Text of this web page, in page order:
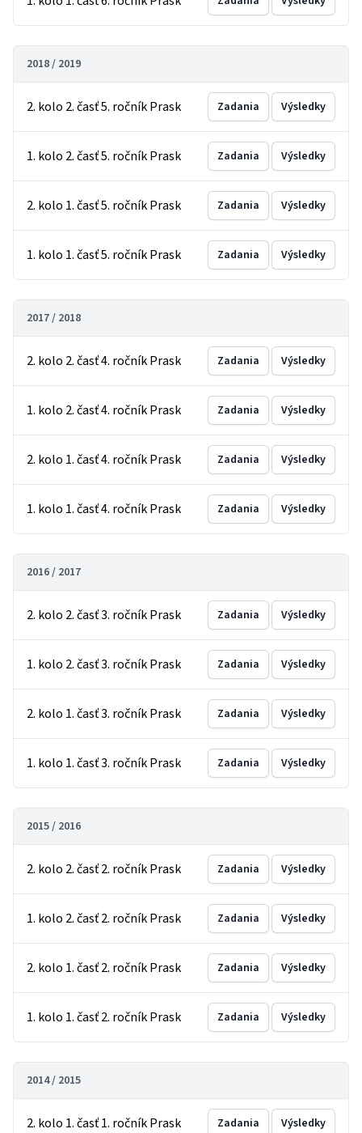
2018 / 2019
2. kolo 2. časť 5. ročník Prask Zadania Výsledky
1. kolo 2. časť 5. ročník Prask Zadania Výsledky
2. kolo 1. časť 5. ročník Prask Zadania Výsledky
1. kolo 1. časť 5. ročník Prask Zadania Výsledky
2017 / 2018
2. kolo 2. časť 4. ročník Prask Zadania Výsledky
1. kolo 2. časť 4. ročník Prask Zadania Výsledky
2. kolo 1. časť 4. ročník Prask Zadania Výsledky
1. kolo 1. časť 4. ročník Prask Zadania Výsledky
2016 / 2017
2. kolo 2. časť 3. ročník Prask Zadania Výsledky
1. kolo 2. časť 3. ročník Prask Zadania Výsledky
2. kolo 1. časť 3. ročník Prask Zadania Výsledky
1. kolo 1. časť 3. ročník Prask Zadania Výsledky
2015 / 2016
2. kolo 2. časť 2. ročník Prask Zadania Výsledky
1. kolo 2. časť 2. ročník Prask Zadania Výsledky
2. kolo 1. časť 2. ročník Prask Zadania Výsledky
1. kolo 1. časť 2. ročník Prask Zadania Výsledky
2014 / 2015
2. kolo 1. časť 1. ročník Prask Zadania Výsledky